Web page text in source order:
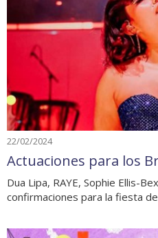
22/02/2024
Actuaciones para los
Dua Lipa, RAYE, Sophie Ellis-
confirmaciones para la fiesta